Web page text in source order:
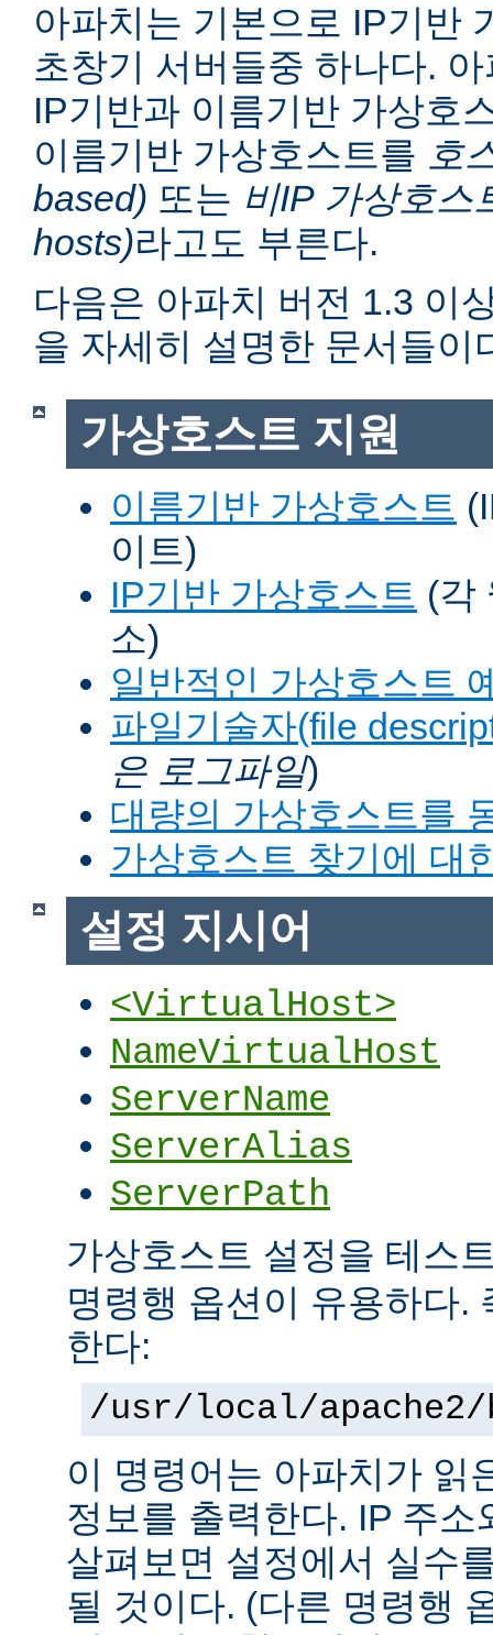
아파치는 기본으로 IP기반
초창기 서버들중 하나다.
IP기반과 이름기반 가상호
이름기반 가상호스트를 호
based) 또는 비IP 가상호스
hosts)라고도 부른다.
다음은 아파치 버전 1.3 이
을 자세히 설명한 문서들이
가상호스트 지원
이름기반 가상호스트
이트)
IP기반 가상호스트 (각
소)
일반적인 가상호스트
파일기술자(file
은 로그파일)
대량의 가상호스트를
가상호스트 찾기에 대
설정 지시어
<VirtualHost>
NameVirtualHost
ServerName
ServerAlias
ServerPath
가상호스트 설정을 테스
명령행 옵션이 유용하다.
한다:
/usr/local/
이 명령어는 아파치가 읽
정보를 출력한다. IP 주
살펴보면 설정에서 실수
될 것이다. (다른 명령행